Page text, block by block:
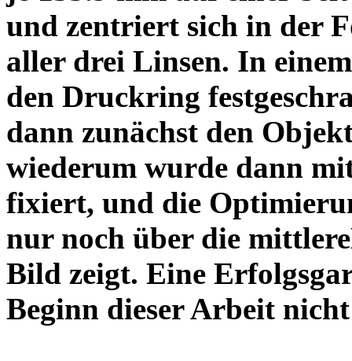
und zentriert sich in der
aller drei Linsen. In
den Druckring
dann zunächst den
wiederum wurde dann
fixiert, und die
nur noch über die
Bild zeigt. Eine
Beginn dieser Arbeit